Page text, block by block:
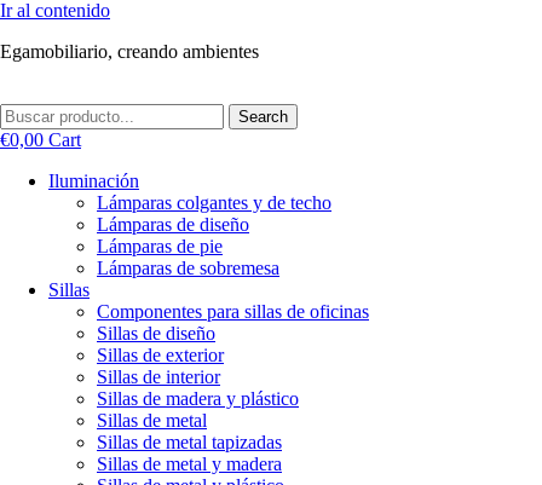
Ir al contenido
Egamobiliario, creando ambientes
Search
€0,00 Cart
Iluminación
Lámparas colgantes y de techo
Lámparas de diseño
Lámparas de pie
Lámparas de sobremesa
Sillas
Componentes para sillas de oficinas
Sillas de diseño
Sillas de exterior
Sillas de interior
Sillas de madera y plástico
Sillas de metal
Sillas de metal tapizadas
Sillas de metal y madera